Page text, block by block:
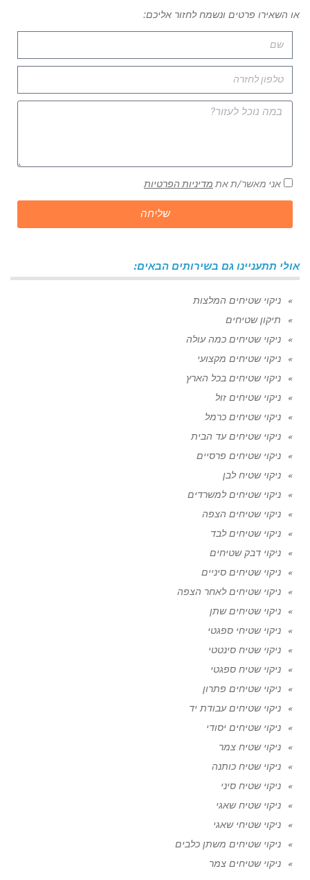
או השאירו פרטים ונשמח לחזור אליכם:
אני מאשר/ת את מדיניות הפרטיות
שליחה
אולי תתעניינו גם בשירותים הבאים:
ניקוי שטיחים המלצות
תיקון שטיחים
ניקוי שטיחים כמה עולה
ניקוי שטיחים מקצועי
ניקוי שטיחים בכל הארץ
ניקוי שטיחים זול
ניקוי שטיחים כרמל
ניקוי שטיחים עד הבית
ניקוי שטיחים פרסיים
ניקוי שטיח לבן
ניקוי שטיחים למשרדים
ניקוי שטיחים הצפה
ניקוי שטיחים לבד
ניקוי דבק שטיחים
ניקוי שטיחים סיניים
ניקוי שטיחים לאחר הצפה
ניקוי שטיחים שתן
ניקוי שטיחי ספגטי
ניקוי שטיח סינטטי
ניקוי שטיח ספגטי
ניקוי שטיחים פתרון
ניקוי שטיחים עבודת יד
ניקוי שטיחים יסודי
ניקוי שטיח צמר
ניקוי שטיח כותנה
ניקוי שטיח סיני
ניקוי שטיח שאגי
ניקוי שטיחי שאגי
ניקוי שטיחים משתן כלבים
ניקוי שטיחים צמר